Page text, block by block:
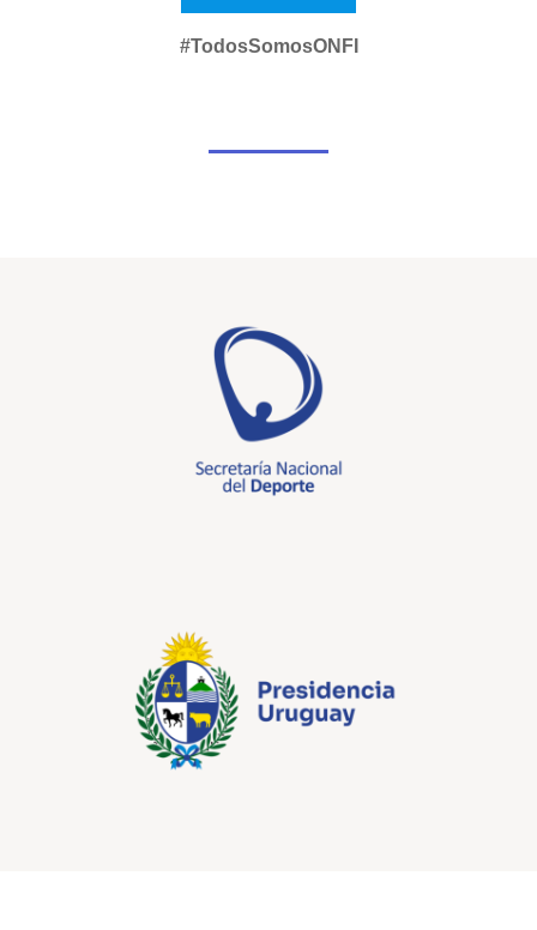
#TodosSomosONFI